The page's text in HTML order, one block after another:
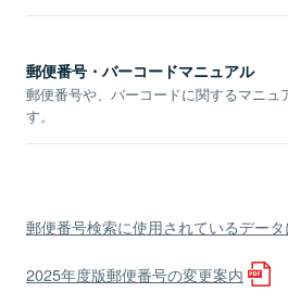
郵便番号・バーコードマニュアル
郵便番号や、バーコードに関するマニュ
す。
郵便番号検索に使用されているデータ
2025年度版郵便番号の変更案内